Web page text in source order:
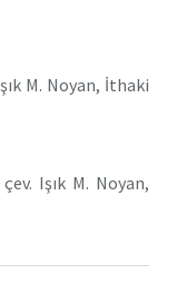
M. Noyan, İthaki
Işık M. Noyan,